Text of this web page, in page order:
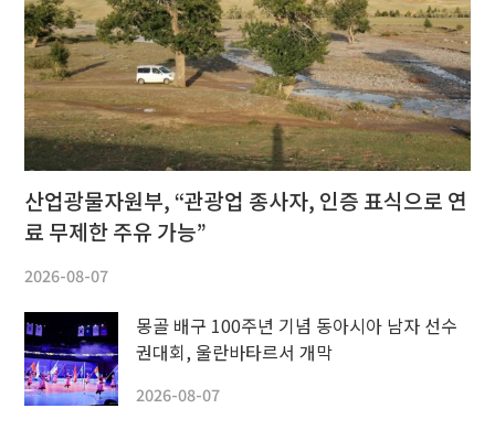
산업광물자원부, “관광업 종사자, 인증 표식으로 연
료 무제한 주유 가능”
2026-08-07
몽골 배구 100주년 기념 동아시아 남자 선수
권대회, 울란바타르서 개막
2026-08-07